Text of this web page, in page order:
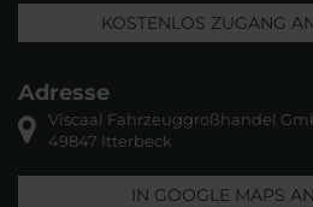
KOSTENLOS ZUGANG
Adresse
Viscaal Fahrzeuggroßhandel
49847 Itterbeck
IN GOOGLE MAPS